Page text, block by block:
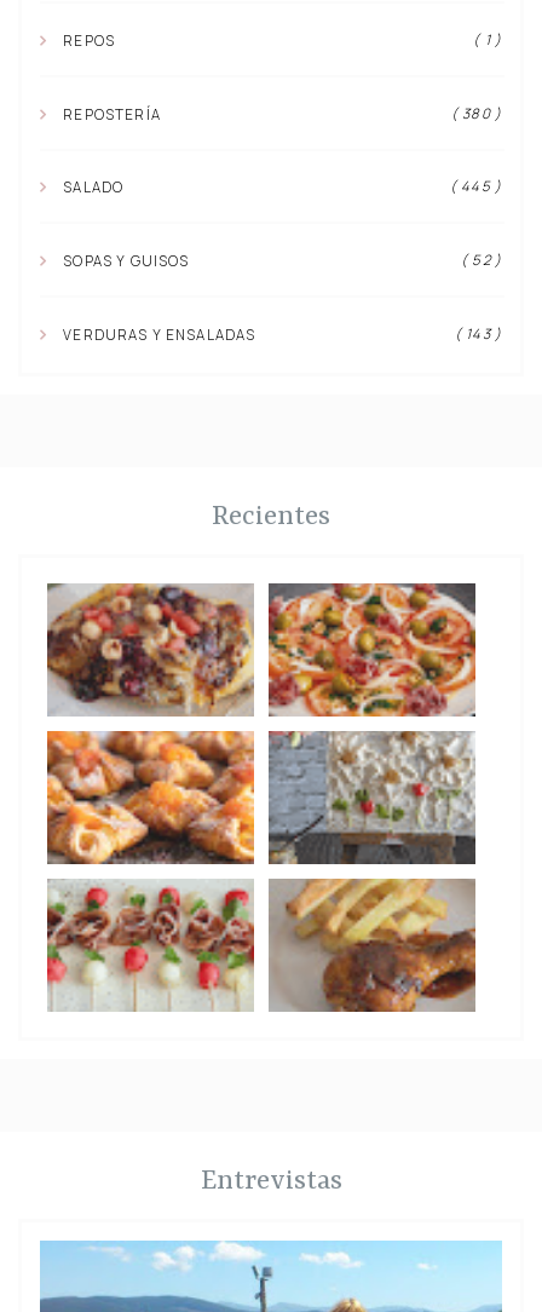
REPOS ( 1 )
REPOSTERÍA ( 380 )
SALADO ( 445 )
SOPAS Y GUISOS ( 52 )
VERDURAS Y ENSALADAS ( 143 )
Recientes
Entrevistas